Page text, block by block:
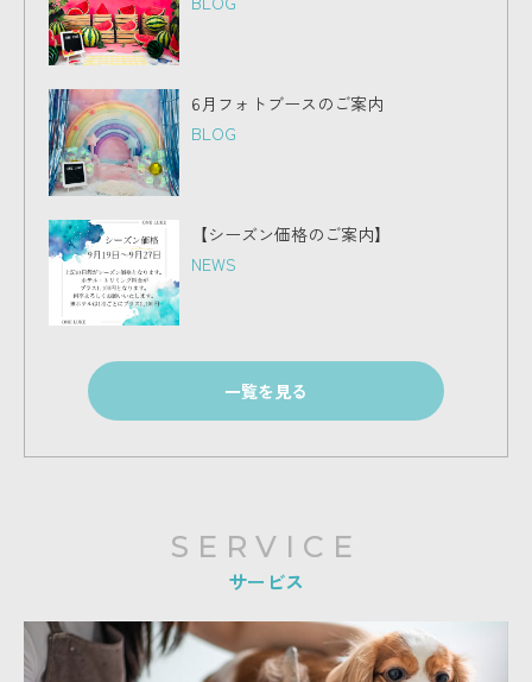
6月フォトブースのご案内
BLOG
【シーズン価格のご案内】
NEWS
一覧を見る
SERVICE
サービス